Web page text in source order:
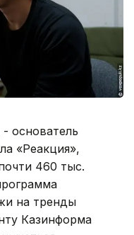
основатель
«Реакция»,
460 тыс.
на тренды
Казинформа